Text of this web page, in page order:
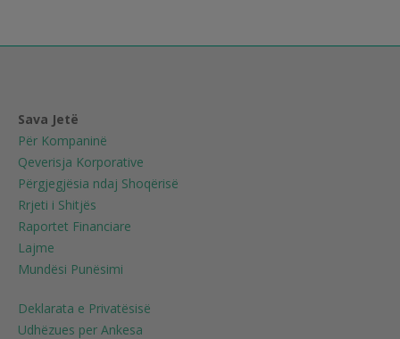
Sava Jetë
Për Kompaninë
Qeverisja Korporative
Përgjegjësia ndaj Shoqërisë
Rrjeti i Shitjës
Raportet Financiare
Lajme
Mundësi Punësimi
Deklarata e Privatësisë
Udhëzues per Ankesa